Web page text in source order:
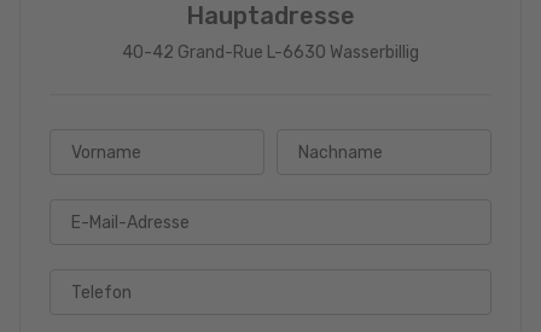
Hauptadresse
40-42 Grand-Rue L-6630 Wasserbillig
Vorname Nachname
E-Mail-Adresse
Telefon